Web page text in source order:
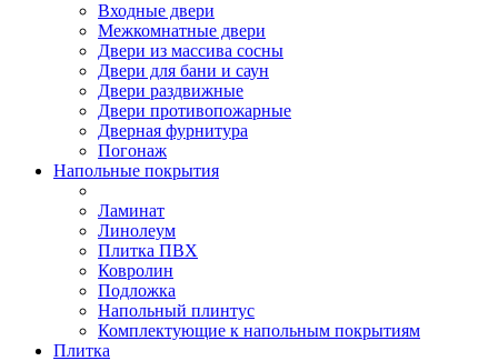
Входные двери
Межкомнатные двери
Двери из массива сосны
Двери для бани и саун
Двери раздвижные
Двери противопожарные
Дверная фурнитура
Погонаж
Напольные покрытия
Ламинат
Линолеум
Плитка ПВХ
Ковролин
Подложка
Напольный плинтус
Комплектующие к напольным покрытиям
Плитка